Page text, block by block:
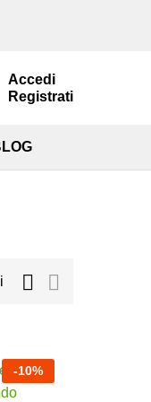
Accedi
Registrati
-10%